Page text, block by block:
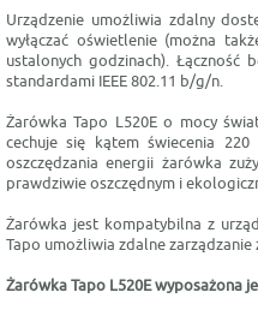
Urządzenie umożliwia zdalny
wyłączać oświetlenie (można
ustalonych godzinach). Łączność
standardami IEEE 802.11 b/g/n.
Żarówka Tapo L520E o mocy
cechuje się kątem świecenia
oszczędzania energii żarówka
prawdziwie oszczędnym i
Żarówka jest kompatybilna z
Tapo umożliwia zdalne
Żarówka Tapo L520E wyposażona